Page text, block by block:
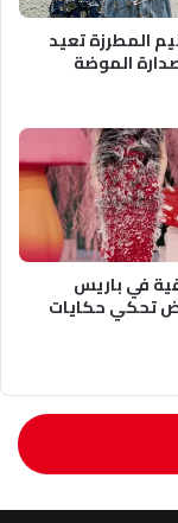
المطرزة تعيد
الموضة
في باريس
تحكي حكايات